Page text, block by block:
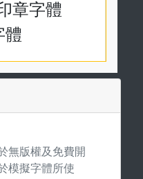
章字體
體
無版權及免費開
模擬字體所使